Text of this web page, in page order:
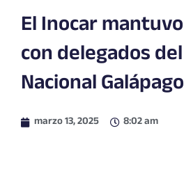
El Inocar
con delegados
Nacional
marzo 13, 2025 8:02 am